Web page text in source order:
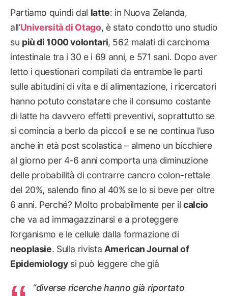
Partiamo quindi dal latte: in Nuova Zelanda,
all’Università di Otago, è stato condotto uno studio
su più di 1000 volontari, 562 malati di carcinoma
intestinale tra i 30 e i 69 anni, e 571 sani. Dopo aver
letto i questionari compilati da entrambe le parti
sulle abitudini di vita e di alimentazione, i ricercatori
hanno potuto constatare che il consumo costante
di latte ha davvero effetti preventivi, soprattutto se
si comincia a berlo da piccoli e se ne continua l’uso
anche in età post scolastica – almeno un bicchiere
al giorno per 4-6 anni comporta una diminuzione
delle probabilità di contrarre cancro colon-rettale
del 20%, salendo fino al 40% se lo si beve per oltre
6 anni. Perché? Molto probabilmente per ilcalcio
che va ad immagazzinarsi e a proteggere
l’organismo e le cellule dalla formazione di
neoplasie. Sulla rivista American Journal of
Epidemiologysi può leggere che già
“diverse ricerche hanno già riportato